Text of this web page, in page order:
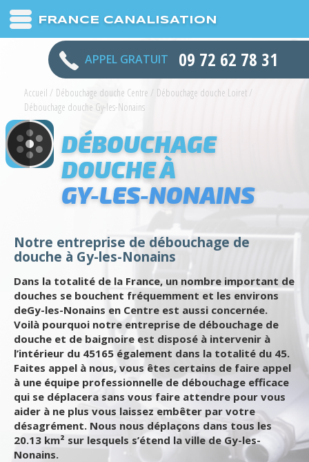
FRANCE CANALISATION
APPEL GRATUIT 09 72 62 78 31
Accueil / Débouchage douche Centre / Débouchage douche Loiret /
Débouchage douche Gy-les-Nonains
DÉBOUCHAGE
DOUCHE À
GY-LES-NONAINS
Notre entreprise de débouchage de
douche à Gy-les-Nonains
Dans la totalité de la France, un nombre important de
douches se bouchent fréquemment et les environs
deGy-les-Nonains en Centre est aussi concernée.
Voilà pourquoi notre entreprise de débouchage de
douche et de baignoire est disposé à intervenir à
l’intérieur du 45165 également dans la totalité du 45.
Faites appel à nous, vous êtes certains de faire appel
à une équipe professionnelle de débouchage efficace
qui se déplacera sans vous faire attendre pour vous
aider à ne plus vous laissez embêter par votre
désagrément. Nous nous déplaçons dans tous les
20.13 km² sur lesquels s’étend la ville de Gy-les-
Nonains.